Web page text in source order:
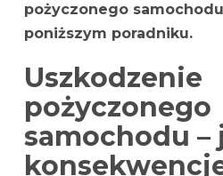
pożyczonego
poniższym poradniku.
Uszkodzenie
pożyczonego
samochodu –